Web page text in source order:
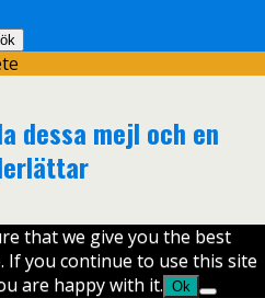
dessa mejl och en
that we give you the best
If you continue to use this site
are happy with it. Ok